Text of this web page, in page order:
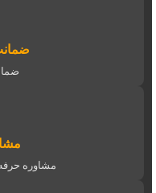
مشاوره